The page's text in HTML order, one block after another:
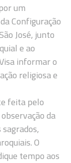
um
Configuração
José, junto
e ao
informar o
religiosa e
feita pelo
da
O
tempo aos